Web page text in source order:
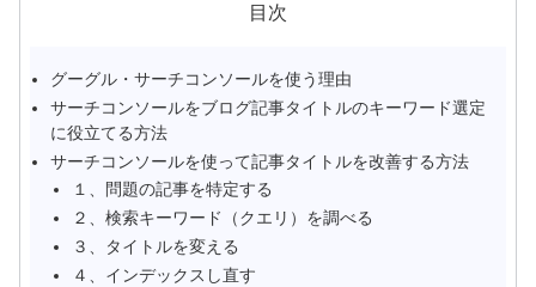
目次
グーグル・サーチコンソールを使う理由
サーチコンソールをブログ記事タイトルのキーワード選定
に役立てる方法
サーチコンソールを使って記事タイトルを改善する方法
１、問題の記事を特定する
２、検索キーワード（クエリ）を調べる
３、タイトルを変える
４、インデックスし直す